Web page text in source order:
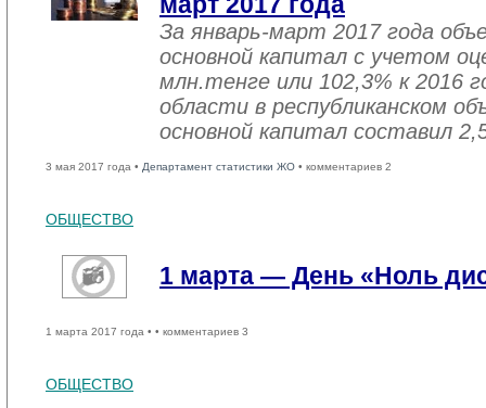
За январь-март 2017 года
основной капитал с учетом
млн.тенге или 102,3% к 2016
области в республиканском
основной капитал составил
3 мая 2017 года • Департамент статистики ЖО • комментариев 2
ОБЩЕСТВО
1 марта — День «Ноль
1 марта 2017 года • • комментариев 3
ОБЩЕСТВО